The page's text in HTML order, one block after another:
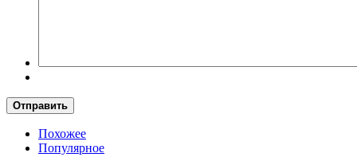
Отправить
Похожее
Популярное